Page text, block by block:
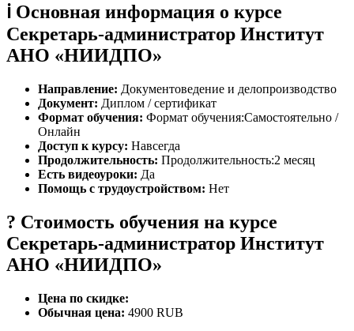
ℹ️ Основная информация о курсе
Секретарь-администратор Институт
АНО «НИИДПО»
Направление: Документоведение и делопроизводство
Документ: Диплом / сертификат
Формат обучения: Формат обучения:Самостоятельно /
Онлайн
Доступ к курсу: Навсегда
Продолжительность: Продолжительность:2 месяц
Есть видеоуроки: Да
Помощь с трудоустройством: Нет
? Стоимость обучения на курсе
Секретарь-администратор Институт
АНО «НИИДПО»
Цена по скидке:
Обычная цена: 4900 RUB